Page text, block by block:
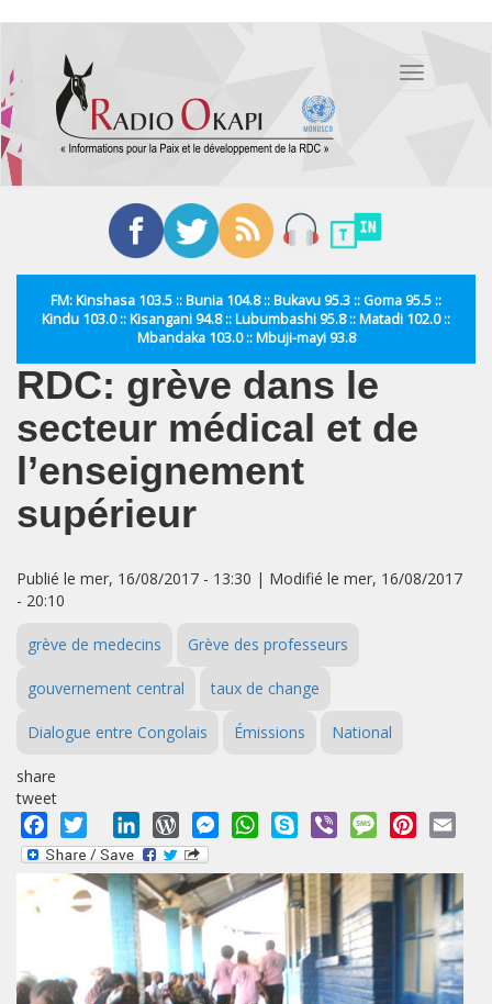
contenu
principal
Toggle
FM: Kinshasa 103.5 :: Bunia 104.8 :: Bukavu 95.3 :: Goma 95.5 ::
Kindu 103.0 :: Kisangani 94.8 :: Lubumbashi 95.8 :: Matadi 102.0 ::
Mbandaka 103.0 :: Mbuji-mayi 93.8
RDC: grève dans le
secteur médical et de
l’enseignement
supérieur
Publié le mer, 16/08/2017 - 13:30 | Modifié le mer, 16/08/2017
- 20:10
grève de medecins Grève des professeurs
gouvernement central taux de change
Dialogue entre Congolais Émissions National
share
tweet
Facebook
Twitter LinkedInWordPressMessengerWhatsApp
Skype Viber MessagePinterest